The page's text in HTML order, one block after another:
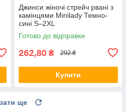
Джинси жіночі стрейч рвані з
камінцями Minilady Темно-
сині S–2XL
Готово до відправки
262,80 ₴ 292 ₴
Купити
ще